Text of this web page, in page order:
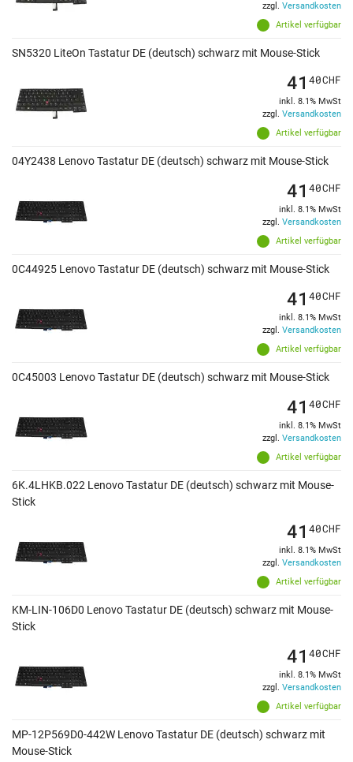
Artikel verfügbar
zzgl. Versandkosten
SN5320 LiteOn Tastatur DE (deutsch) schwarz mit Mouse-Stick
Artikel verfügbar
41 40CHF
inkl. 8.1% MwSt
zzgl. Versandkosten
04Y2438 Lenovo Tastatur DE (deutsch) schwarz mit Mouse-Stick
Artikel verfügbar
41 40CHF
inkl. 8.1% MwSt
zzgl. Versandkosten
0C44925 Lenovo Tastatur DE (deutsch) schwarz mit Mouse-Stick
Artikel verfügbar
41 40CHF
inkl. 8.1% MwSt
zzgl. Versandkosten
0C45003 Lenovo Tastatur DE (deutsch) schwarz mit Mouse-Stick
Artikel verfügbar
41 40CHF
inkl. 8.1% MwSt
zzgl. Versandkosten
6K.4LHKB.022 Lenovo Tastatur DE (deutsch) schwarz mit Mouse-
Stick
Artikel verfügbar
41 40CHF
inkl. 8.1% MwSt
zzgl. Versandkosten
KM-LIN-106D0 Lenovo Tastatur DE (deutsch) schwarz mit Mouse-
Stick
Artikel verfügbar
41 40CHF
inkl. 8.1% MwSt
zzgl. Versandkosten
MP-12P569D0-442W Lenovo Tastatur DE (deutsch) schwarz mit
Mouse-Stick